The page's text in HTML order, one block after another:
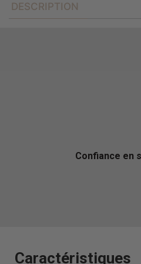
DESCRIPTION
Confiance en
Caractéristiques